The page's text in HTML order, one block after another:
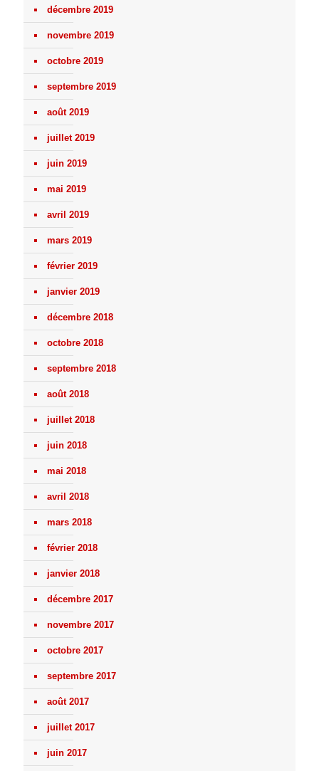
décembre 2019
novembre 2019
octobre 2019
septembre 2019
août 2019
juillet 2019
juin 2019
mai 2019
avril 2019
mars 2019
février 2019
janvier 2019
décembre 2018
octobre 2018
septembre 2018
août 2018
juillet 2018
juin 2018
mai 2018
avril 2018
mars 2018
février 2018
janvier 2018
décembre 2017
novembre 2017
octobre 2017
septembre 2017
août 2017
juillet 2017
juin 2017